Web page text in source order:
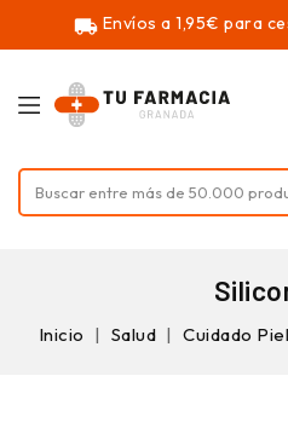
local_shipping Envíos a 1,95€ para
Inicio Salud Cuidado Piel